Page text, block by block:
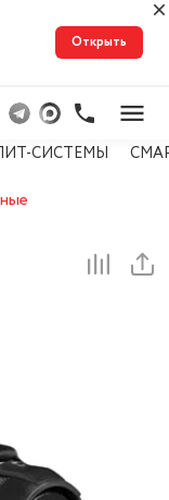
Открыть
СИСТЕМЫ